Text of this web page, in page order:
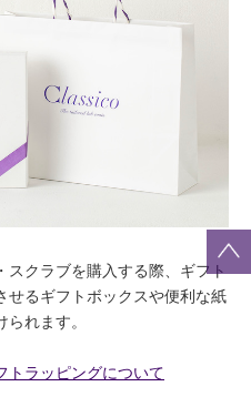
スクラブを購入する際、ギフト
せるギフトボックスや便利な紙
れます。
ラッピングについて